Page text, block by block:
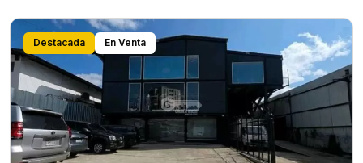
Destacada En Venta